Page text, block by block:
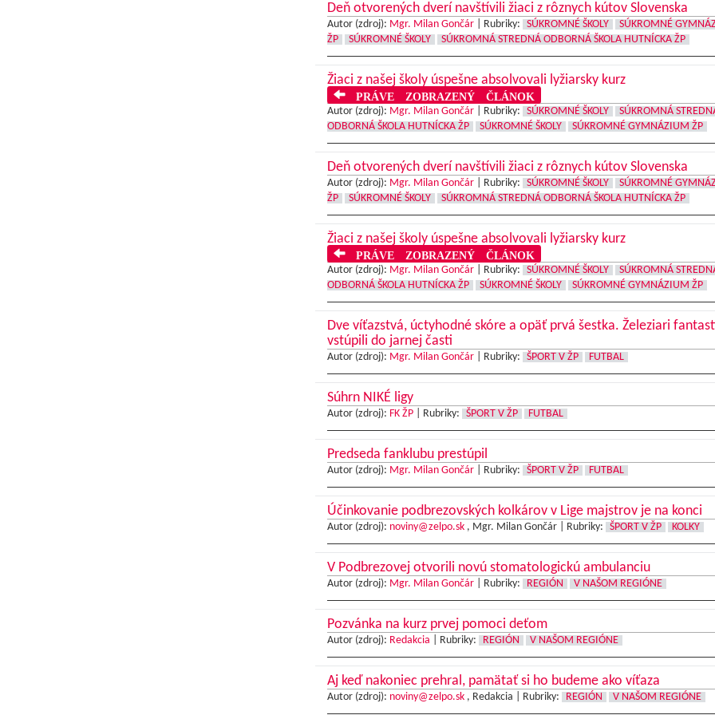
Deň otvorených dverí navštívili žiaci z rôznych kútov Slovenska
Autor (zdroj): Mgr. Milan Gončár| Rubriky: SÚKROMNÉ ŠKOLY
SÚKROMNÉ
ŽP
SÚKROMNÉ ŠKOLY SÚKROMNÁ STREDNÁ ODBORNÁ ŠKOLA HUTNÍCKA ŽP
Žiaci z našej školy úspešne absolvovali lyžiarsky kurz
PRÁVE ZOBRAZENÝ ČLÁNOK
Autor (zdroj): Mgr. Milan Gončár| Rubriky: SÚKROMNÉ ŠKOLY
SÚKROMNÁ
ODBORNÁ ŠKOLA HUTNÍCKA ŽP
SÚKROMNÉ ŠKOLY SÚKROMNÉ GYMNÁZIUM ŽP
Deň otvorených dverí navštívili žiaci z rôznych kútov Slovenska
Autor (zdroj): Mgr. Milan Gončár| Rubriky: SÚKROMNÉ ŠKOLY
SÚKROMNÉ
ŽP
SÚKROMNÉ ŠKOLY SÚKROMNÁ STREDNÁ ODBORNÁ ŠKOLA HUTNÍCKA ŽP
Žiaci z našej školy úspešne absolvovali lyžiarsky kurz
PRÁVE ZOBRAZENÝ ČLÁNOK
Autor (zdroj): Mgr. Milan Gončár| Rubriky: SÚKROMNÉ ŠKOLY
SÚKROMNÁ
ODBORNÁ ŠKOLA HUTNÍCKA ŽP
SÚKROMNÉ ŠKOLY SÚKROMNÉ GYMNÁZIUM ŽP
Dve víťazstvá, úctyhodné skóre a opäť prvá šestka. Železiari
vstúpili do jarnej časti
Autor (zdroj): Mgr. Milan Gončár| Rubriky: ŠPORT V ŽP FUTBAL
Súhrn NIKÉ ligy
Autor (zdroj): FK ŽP| Rubriky: ŠPORT V ŽP FUTBAL
Predseda fanklubu prestúpil
Autor (zdroj): Mgr. Milan Gončár| Rubriky: ŠPORT V ŽP FUTBAL
Účinkovanie podbrezovských kolkárov v Lige majstrov je na konci
Autor (zdroj): noviny@zelpo.sk, Mgr. Milan Gončár | Rubriky: ŠPORT V ŽP KOLKY
V Podbrezovej otvorili novú stomatologickú ambulanciu
Autor (zdroj): Mgr. Milan Gončár| Rubriky: REGIÓN V NAŠOM REGIÓNE
Pozvánka na kurz prvej pomoci deťom
Autor (zdroj): Redakcia Rubriky: REGIÓN V NAŠOM REGIÓNE
Aj keď nakoniec prehral, pamätať si ho budeme ako víťaza
Autor (zdroj): noviny@zelpo.sk, Redakcia | Rubriky: REGIÓN V NAŠOM REGIÓNE